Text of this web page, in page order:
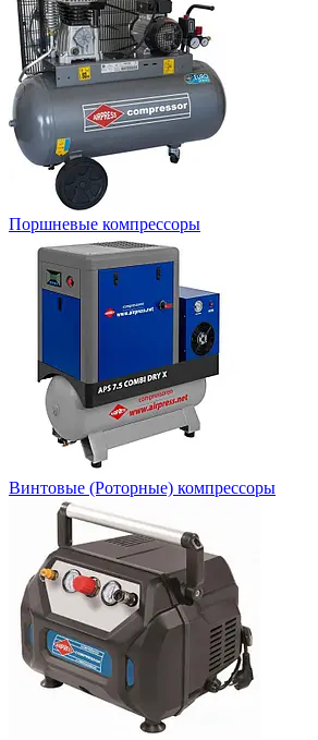
Поршневые компрессоры
Винтовые (Роторные) компрессоры